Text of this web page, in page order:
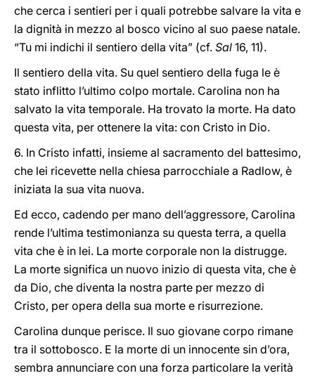
che cerca i sentieri per i quali potrebbe salvare la vita e
la dignità in mezzo al bosco vicino al suo paese natale.
“Tu mi indichi il sentiero della vita” (cf. Sal 16, 11).
Il sentiero della vita. Su quel sentiero della fuga le è
stato inflitto l’ultimo colpo mortale. Carolina non ha
salvato la vita temporale. Ha trovato la morte. Ha dato
questa vita, per ottenere la vita: con Cristo in Dio.
6. In Cristo infatti, insieme al sacramento del battesimo,
che lei ricevette nella chiesa parrocchiale a Radlow, è
iniziata la sua vita nuova.
Ed ecco, cadendo per mano dell’aggressore, Carolina
rende l’ultima testimonianza su questa terra, a quella
vita che è in lei. La morte corporale non la distrugge.
La morte significa un nuovo inizio di questa vita, che è
da Dio, che diventa la nostra parte per mezzo di
Cristo, per opera della sua morte e risurrezione.
Carolina dunque perisce. Il suo giovane corpo rimane
tra il sottobosco. E la morte di un innocente sin d’ora,
sembra annunciare con una forza particolare la verità